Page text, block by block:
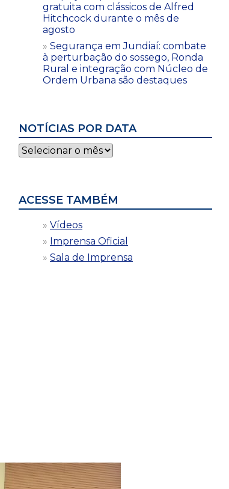
gratuita com clássicos de Alfred
Hitchcock durante o mês de
agosto
Segurança em Jundiaí: combate
à perturbação do sossego, Ronda
Rural e integração com Núcleo de
Ordem Urbana são destaques
NOTÍCIAS POR DATA
Notícias
por
ACESSE TAMBÉM
Vídeos
Imprensa Oficial
Sala de Imprensa